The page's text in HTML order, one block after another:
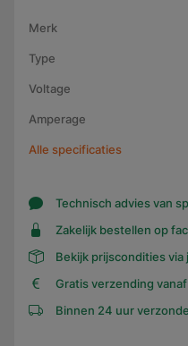
Merk
Type
Voltage
Amperage
Alle specificaties
Technisch advies van
Zakelijk bestellen op
Bekijk prijscondities
Gratis verzending
Binnen 24 uur